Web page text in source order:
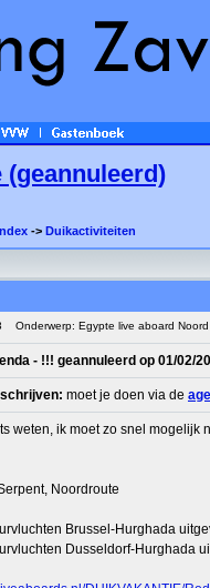
-> Duikactiviteiten
Onderwerp: Egypte live aboard Noord
- !!! geannuleerd op 01/02/
moet je doen via de
weten, ik moet zo snel
Noordroute
Brussel-Hurghada
Dusseldorf-Hurghada